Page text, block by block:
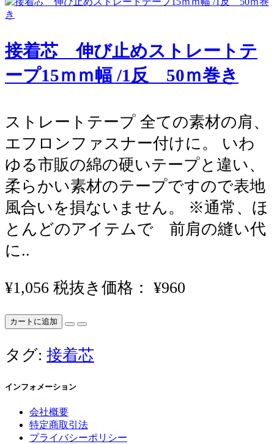
接着芯 伸び止めストレートテ
ープ15ｍｍ幅 /1反 50ｍ巻き
ストレートテープ 全ての素材の肩、
エフロンファスナー付けに。 いわ
ゆる市販の綿の硬いテープと違い、
柔らかい素材のテープですので表地
風合いを損ないません。 ※通常、ほ
とんどのアイテムで 前肩の縫い代
に..
¥1,056 税抜き価格： ¥960
カートに追加
タグ: 接着芯
インフォメーション
会社概要
特定商取引法
プライバシーポリシー